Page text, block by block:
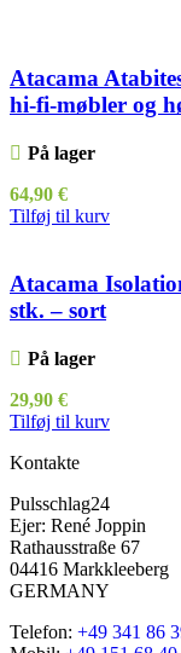
Atacama
hi-fi-møbler og
På lager
64,90 €
Tilføj til kurv
Atacama
stk. – sort
På lager
29,90 €
Tilføj til kurv
Kontakte
Pulsschlag24
Ejer: René Joppin
Rathausstraße 67
04416 Markkleeberg
GERMANY
Telefon: +49 341 86